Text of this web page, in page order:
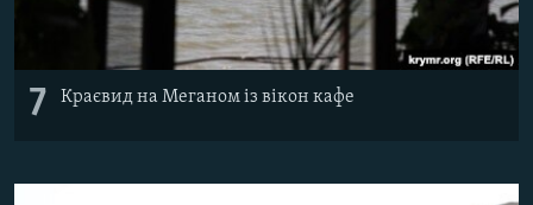
7 Краєвид на Меганом із вікон кафе